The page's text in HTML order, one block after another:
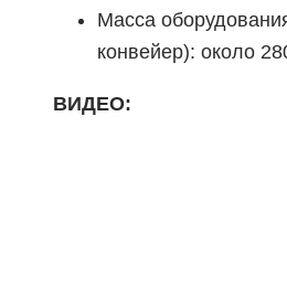
Масса
конвейер): около
ВИДЕО: